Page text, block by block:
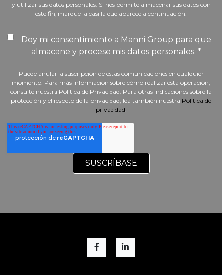
y utilizar sus datos personales. Si nos permite almacenar sus datos con
este fin, marque la casilla que aparece a continuación.
Doy mi consentimiento a Manni Group para que
almacene y procese mis datos personales. *
Puede anular la suscripción de estas comunicaciones en cualquier
momento. Para más información sobre cómo realizar esta operación,
consulte nuestra Política de Privacidad. Para otras indicaciones sobre la
protección y el respeto de la privacidad, lea también nuestra Política de
privacidad.